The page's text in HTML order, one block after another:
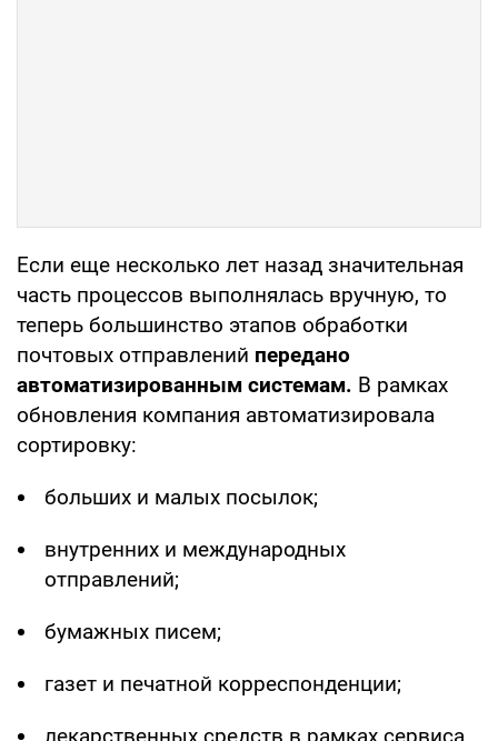
Если еще несколько лет назад значительная
часть процессов выполнялась вручную, то
теперь большинство этапов обработки
почтовых отправлений передано
автоматизированным системам. В рамках
обновления компания автоматизировала
сортировку:
больших и малых посылок;
внутренних и международных
отправлений;
бумажных писем;
газет и печатной корреспонденции;
лекарственных средств в рамках сервиса